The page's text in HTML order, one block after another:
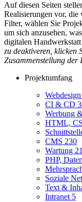
Auf diesen Seiten
Realisierungen vor, die
Filter, wählen Sie
um sich anzusehen,
digitalen Handwerkstatt
zu deaktiveren, klicken
Zusammenstellung der
Projektumfang
Webdesign
CI & CD
Werbung
HTML,
CMS 230
Wartung
PHP,
Soziale
Text &
Intranet 5